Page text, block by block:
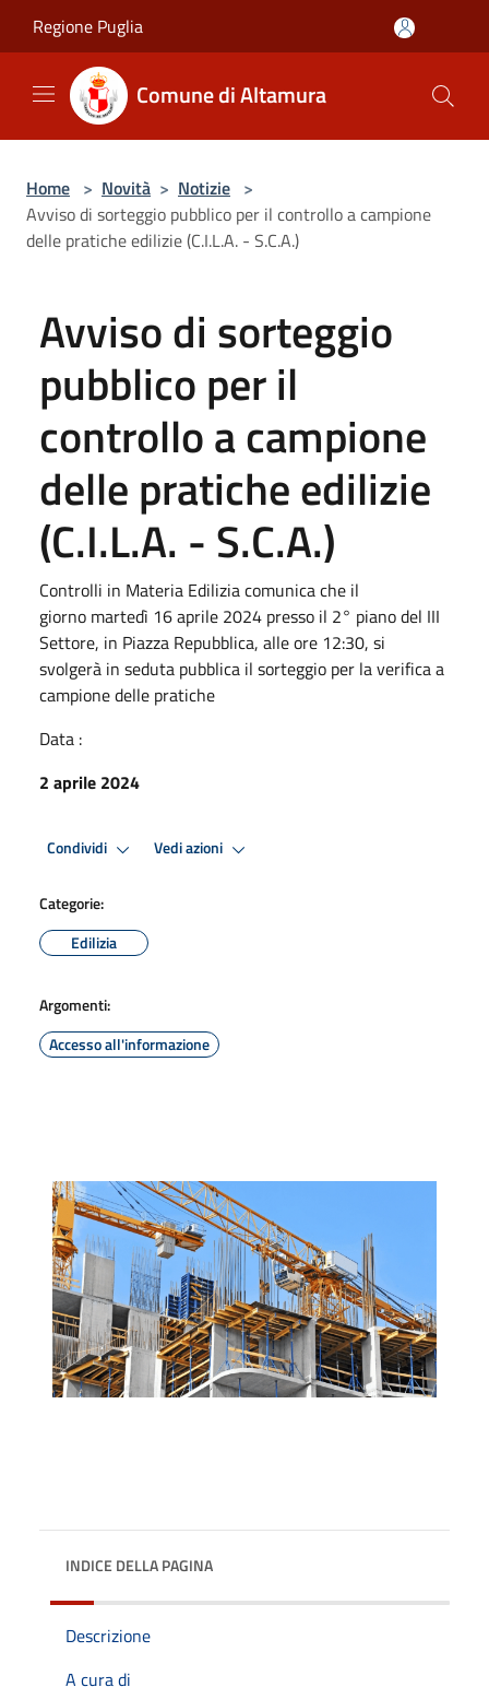
Regione Puglia
Comune di Altamura
Home > Novità > Notizie >
Avviso di sorteggio pubblico per il controllo a campione
delle pratiche edilizie (C.I.L.A. - S.C.A.)
Avviso di sorteggio
pubblico per il
controllo a campione
delle pratiche edilizie
(C.I.L.A. - S.C.A.)
Controlli in Materia Edilizia comunica che il
giorno martedì 16 aprile 2024 presso il 2° piano del III
Settore, in Piazza Repubblica, alle ore 12:30, si
svolgerà in seduta pubblica il sorteggio per la verifica a
campione delle pratiche
Data :
2 aprile 2024
Condividi Vedi azioni
Categorie:
Edilizia
Argomenti:
Accesso all'informazione
INDICE DELLA PAGINA
Descrizione
A cura di